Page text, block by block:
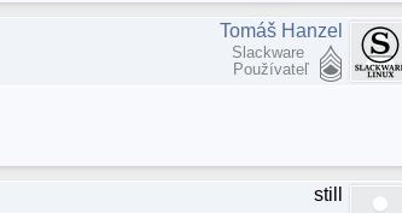
Tomáš Hanzel
Slackware
Používateľ
still